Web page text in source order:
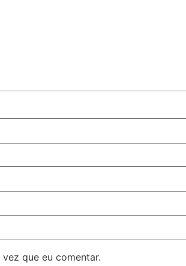
que eu comentar.